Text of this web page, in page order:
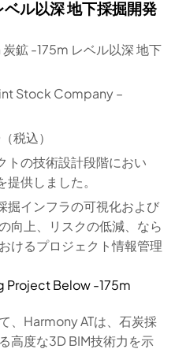
ル以深 地下採掘開発
炭鉱 -175m レベル以深 地下
Stock Company –
税込）
トの技術設計段階におい
供しました。
掘インフラの可視化および
向上、リスクの低減、なら
けるプロジェクト情報管理
、Harmony ATは、石炭採
高度な3D BIM技術力を示